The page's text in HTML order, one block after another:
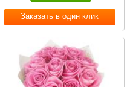
Заказать в один клик